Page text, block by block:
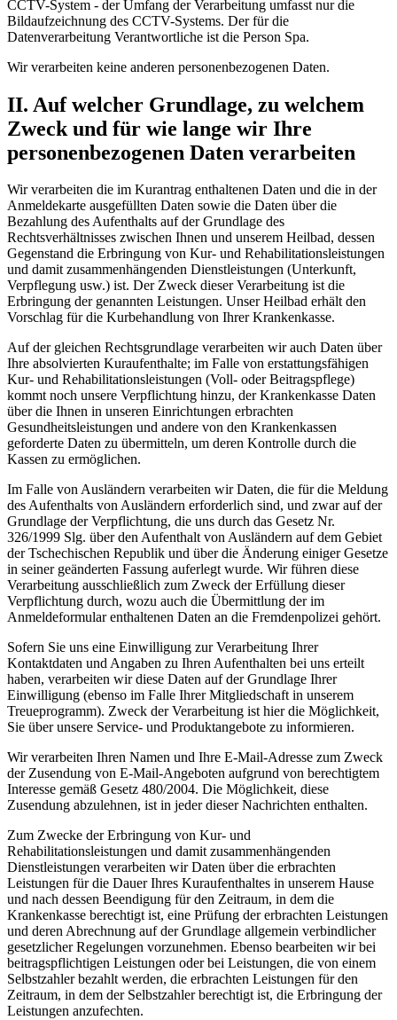
CCTV-System - der Umfang der Verarbeitung umfasst nur die
Bildaufzeichnung des CCTV-Systems. Der für die
Datenverarbeitung Verantwortliche ist die Person Spa.
Wir verarbeiten keine anderen personenbezogenen Daten.
II. Auf welcher Grundlage, zu welchem
Zweck und für wie lange wir Ihre
personenbezogenen Daten verarbeiten
Wir verarbeiten die im Kurantrag enthaltenen Daten und die in der
Anmeldekarte ausgefüllten Daten sowie die Daten über die
Bezahlung des Aufenthalts auf der Grundlage des
Rechtsverhältnisses zwischen Ihnen und unserem Heilbad, dessen
Gegenstand die Erbringung von Kur- und Rehabilitationsleistungen
und damit zusammenhängenden Dienstleistungen (Unterkunft,
Verpflegung usw.) ist. Der Zweck dieser Verarbeitung ist die
Erbringung der genannten Leistungen. Unser Heilbad erhält den
Vorschlag für die Kurbehandlung von Ihrer Krankenkasse.
Auf der gleichen Rechtsgrundlage verarbeiten wir auch Daten über
Ihre absolvierten Kuraufenthalte; im Falle von erstattungsfähigen
Kur- und Rehabilitationsleistungen (Voll- oder Beitragspflege)
kommt noch unsere Verpflichtung hinzu, der Krankenkasse Daten
über die Ihnen in unseren Einrichtungen erbrachten
Gesundheitsleistungen und andere von den Krankenkassen
geforderte Daten zu übermitteln, um deren Kontrolle durch die
Kassen zu ermöglichen.
Im Falle von Ausländern verarbeiten wir Daten, die für die Meldung
des Aufenthalts von Ausländern erforderlich sind, und zwar auf der
Grundlage der Verpflichtung, die uns durch das Gesetz Nr.
326/1999 Slg. über den Aufenthalt von Ausländern auf dem Gebiet
der Tschechischen Republik und über die Änderung einiger Gesetze
in seiner geänderten Fassung auferlegt wurde. Wir führen diese
Verarbeitung ausschließlich zum Zweck der Erfüllung dieser
Verpflichtung durch, wozu auch die Übermittlung der im
Anmeldeformular enthaltenen Daten an die Fremdenpolizei gehört.
Sofern Sie uns eine Einwilligung zur Verarbeitung Ihrer
Kontaktdaten und Angaben zu Ihren Aufenthalten bei uns erteilt
haben, verarbeiten wir diese Daten auf der Grundlage Ihrer
Einwilligung (ebenso im Falle Ihrer Mitgliedschaft in unserem
Treueprogramm). Zweck der Verarbeitung ist hier die Möglichkeit,
Sie über unsere Service- und Produktangebote zu informieren.
Wir verarbeiten Ihren Namen und Ihre E-Mail-Adresse zum Zweck
der Zusendung von E-Mail-Angeboten aufgrund von berechtigtem
Interesse gemäß Gesetz 480/2004. Die Möglichkeit, diese
Zusendung abzulehnen, ist in jeder dieser Nachrichten enthalten.
Zum Zwecke der Erbringung von Kur- und
Rehabilitationsleistungen und damit zusammenhängenden
Dienstleistungen verarbeiten wir Daten über die erbrachten
Leistungen für die Dauer Ihres Kuraufenthaltes in unserem Hause
und nach dessen Beendigung für den Zeitraum, in dem die
Krankenkasse berechtigt ist, eine Prüfung der erbrachten Leistungen
und deren Abrechnung auf der Grundlage allgemein verbindlicher
gesetzlicher Regelungen vorzunehmen. Ebenso bearbeiten wir bei
beitragspflichtigen Leistungen oder bei Leistungen, die von einem
Selbstzahler bezahlt werden, die erbrachten Leistungen für den
Zeitraum, in dem der Selbstzahler berechtigt ist, die Erbringung der
Leistungen anzufechten.